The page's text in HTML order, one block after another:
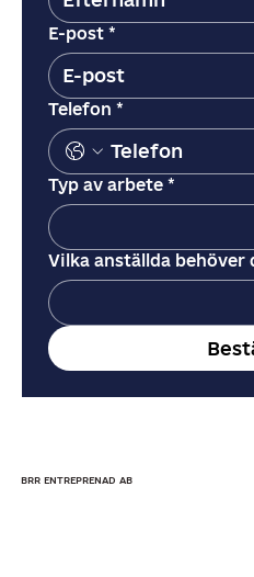
E-post *
Telefon *
Typ av arbete *
Vilka anställda behöver
BRR ENTREPRENAD AB